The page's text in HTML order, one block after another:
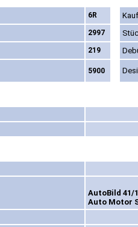
6R
2997
219
5900
AutoBild 41/
Auto Motor